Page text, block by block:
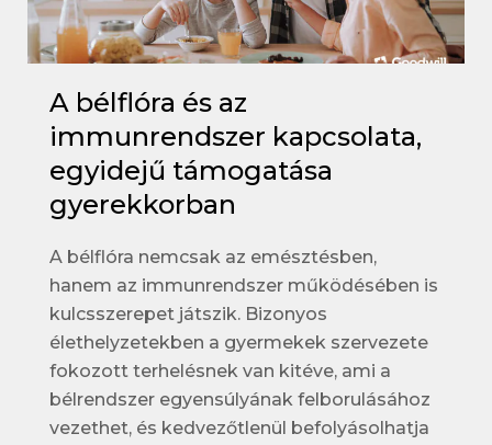
A bélflóra és az
immunrendszer kapcsolata,
egyidejű támogatása
gyerekkorban
A bélflóra nemcsak az emésztésben,
hanem az immunrendszer működésében is
kulcsszerepet játszik. Bizonyos
élethelyzetekben a gyermekek szervezete
fokozott terhelésnek van kitéve, ami a
bélrendszer egyensúlyának felborulásához
vezethet, és kedvezőtlenül befolyásolhatja